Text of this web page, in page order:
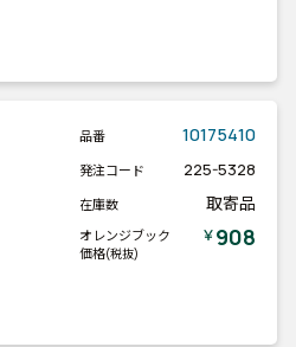
品番 10175410
発注コード 225-5328
在庫数 取寄品
オレンジブック
価格(税抜)
￥908